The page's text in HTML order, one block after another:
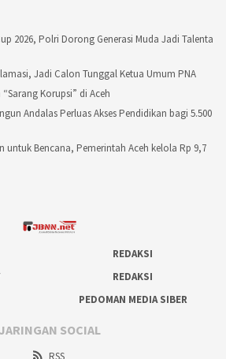
2026, Polri Dorong Generasi Muda Jadi Talenta
Jadi Calon Tunggal Ketua Umum PNA
Korupsi” di Aceh
Andalas Perluas Akses Pendidikan bagi 5.500
untuk Bencana, Pemerintah Aceh kelola Rp 9,7
REDAKSI
REDAKSI
PEDOMAN MEDIA SIBER
JARINGAN SOCIAL